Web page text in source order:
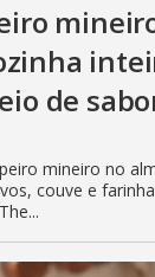
de
mineiro no
couve e